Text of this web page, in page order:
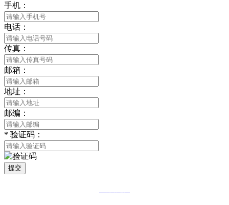
手机：
电话：
传真：
邮箱：
地址：
邮编：
* 验证码：
提交